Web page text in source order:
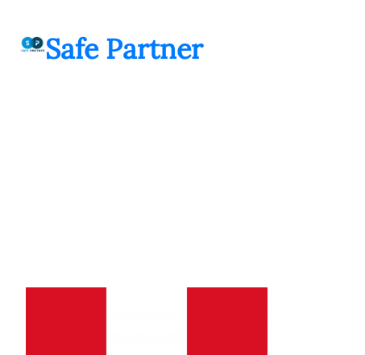
გადასვლაSafe Partner